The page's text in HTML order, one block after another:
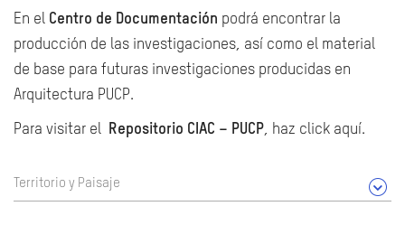
En el Centro de Documentación podrá encontrar la
producción de las investigaciones, así como el material
de base para futuras investigaciones producidas en
Arquitectura PUCP.
Para visitar el Repositorio CIAC – PUCP, haz click aquí.
Territorio y Paisaje